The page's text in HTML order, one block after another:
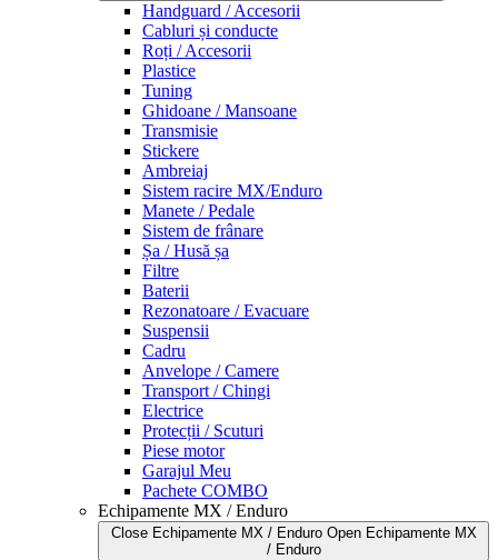
Handguard / Accesorii
Cabluri și conducte
Roți / Accesorii
Plastice
Tuning
Ghidoane / Mansoane
Transmisie
Stickere
Ambreiaj
Sistem racire MX/Enduro
Manete / Pedale
Sistem de frânare
Șa / Husă șa
Filtre
Baterii
Rezonatoare / Evacuare
Suspensii
Cadru
Anvelope / Camere
Transport / Chingi
Electrice
Protecții / Scuturi
Piese motor
Garajul Meu
Pachete COMBO
Echipamente MX / Enduro
Close Echipamente MX / Enduro Open Echipamente MX
/ Enduro